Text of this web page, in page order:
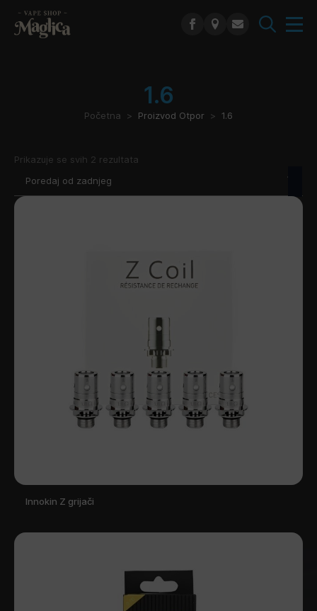
1.6
Početna Proizvod Otpor 1.6
Prikazuje se svih 2 rezultata
Innokin Z grijači